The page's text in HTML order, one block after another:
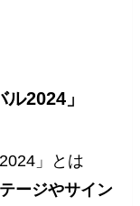
2024」
」とは
ージやサイン